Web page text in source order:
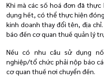
Khi mà các số hoá đơn đã
dụng hết, có thể thực hiện
kinh doanh thay đổi tên, địa
báo đến cơ quan thuế quản lý
Nếu có nhu cầu sử dụng
nghiệp/tổ chức phải nộp báo
cơ quan thuế nơi chuyển đến.